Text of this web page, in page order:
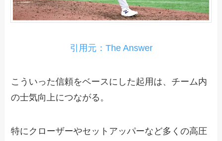
引用元：The Answer
こういった信頼をベースにした起用は、チーム内
の士気向上につながる。
特にクローザーやセットアッパーなど多くの高圧